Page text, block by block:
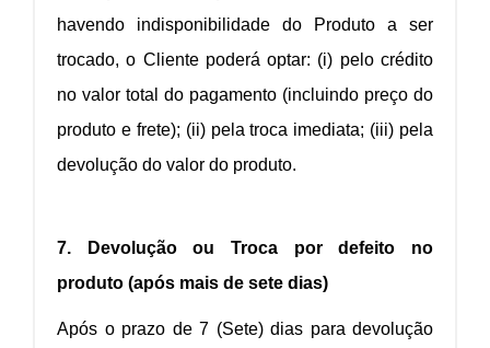
havendo indisponibilidade do Produto a ser
trocado, o Cliente poderá optar: (i) pelo crédito
no valor total do pagamento (incluindo preço do
produto e frete); (ii) pela troca imediata; (iii) pela
devolução do valor do produto.
7. Devolução ou Troca por defeito no
produto (após mais de sete dias)
Após o prazo de 7 (Sete) dias para devolução